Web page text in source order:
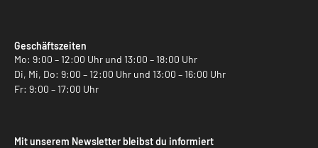
Geschäftszeiten
Mo: 9:00 – 12:00 Uhr und 13:00 – 18:00 Uhr
Di, Mi, Do: 9:00 – 12:00 Uhr und 13:00 – 16:00 Uhr
Fr: 9:00 – 17:00 Uhr
Mit unserem Newsletter bleibst du informiert